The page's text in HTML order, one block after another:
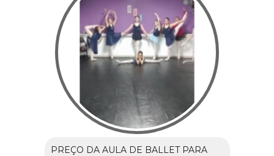
PREÇO DA AULA DE BALLET PARA